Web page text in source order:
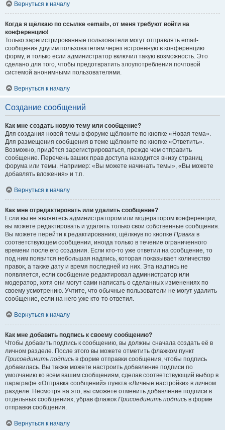
Вернуться к началу
Когда я щёлкаю по ссылке «email», от меня требуют войти на
конференцию!
Только зарегистрированные пользователи могут отправлять email-
сообщения другим пользователям через встроенную в конференцию
форму, и только если администратор включил такую возможность. Это
сделано для того, чтобы предотвратить злоупотребления почтовой
системой анонимными пользователями.
Вернуться к началу
Создание сообщений
Как мне создать новую тему или сообщение?
Для создания новой темы в форуме щёлкните по кнопке «Новая тема».
Для размещения сообщения в теме щёлкните по кнопке «Ответить».
Возможно, придётся зарегистрироваться, прежде чем отправить
сообщение. Перечень ваших прав доступа находится внизу страниц
форума или темы. Например: «Вы можете начинать темы», «Вы можете
добавлять вложения» и т.п.
Вернуться к началу
Как мне отредактировать или удалить сообщение?
Если вы не являетесь администратором или модератором конференции,
вы можете редактировать и удалять только свои собственные сообщения.
Вы можете перейти к редактированию, щёлкнув по кнопке Правка в
соответствующем сообщении, иногда только в течение ограниченного
времени после его создания. Если кто-то уже ответил на сообщение, то
под ним появится небольшая надпись, которая показывает количество
правок, а также дату и время последней из них. Эта надпись не
появляется, если сообщение редактировал администратор или
модератор, хотя они могут сами написать о сделанных изменениях по
своему усмотрению. Учтите, что обычные пользователи не могут удалить
сообщение, если на него уже кто-то ответил.
Вернуться к началу
Как мне добавить подпись к своему сообщению?
Чтобы добавить подпись к сообщению, вы должны сначала создать её в
личном разделе. После этого вы можете отметить флажком пункт
Присоединить подпись в форме отправки сообщения, чтобы подпись
добавилась. Вы также можете настроить добавление подписи по
умолчанию ко всем вашим сообщениям, сделав соответствующий выбор в
параграфе «Отправка сообщений» пункта «Личные настройки» в личном
разделе. Несмотря на это, вы сможете отменить добавление подписи в
отдельных сообщениях, убрав флажок Присоединить подпись в форме
отправки сообщения.
Вернуться к началу